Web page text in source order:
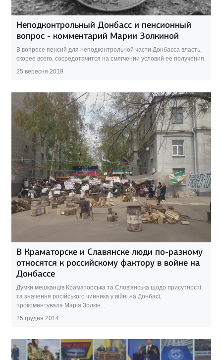
Неподконтрольный Донбасс и пенсионный
вопрос - комментарий Марии Золкиной
В вопросе пенсий для неподконтрольной части Донбасса власть,
скорее всего, сосредотачится на смягчении условий ее получения.
25 вересня 2019
В Краматорске и Славянске люди по-разному
относятся к российскому фактору в войне на
Донбассе
Думки мешканців Краматорська та Слов'янська щодо присутності
та значення російського чинника у війні на Донбасі,
прокоментувала Марія Золкін...
25 грудня 2014